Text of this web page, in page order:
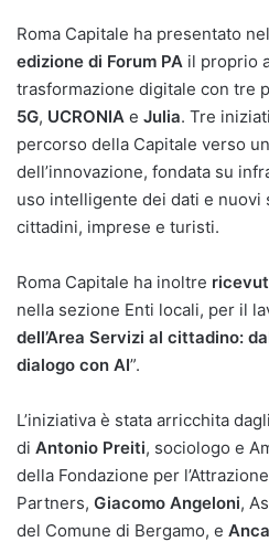
Roma Capitale ha presentato
edizione di Forum PA il proprio
trasformazione digitale con tre
5G, UCRONIA e Julia. Tre
percorso della Capitale verso
dell’innovazione, fondata su
uso intelligente dei dati e
cittadini, imprese e turisti.
Roma Capitale ha inoltre
nella sezione Enti locali, per il
dell’Area Servizi al cittadino:
dialogo con AI”.
L’iniziativa è stata arricchita
di Antonio Preiti, sociologo e
della Fondazione per
Partners, Giacomo Angeloni,
del Comune di Bergamo, e